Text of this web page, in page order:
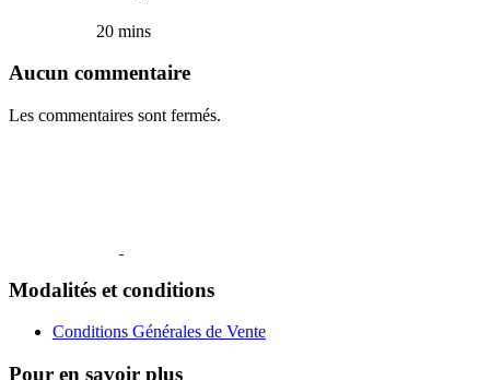
20 mins
Aucun commentaire
Les commentaires sont fermés.
Modalités et conditions
Conditions Générales de Vente
Pour en savoir plus